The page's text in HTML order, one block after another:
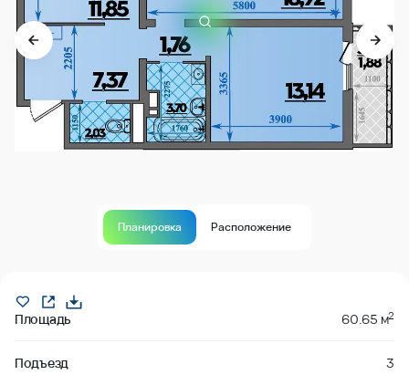
Планировка Расположение
Площадь 60.65 м2
Подъезд 3